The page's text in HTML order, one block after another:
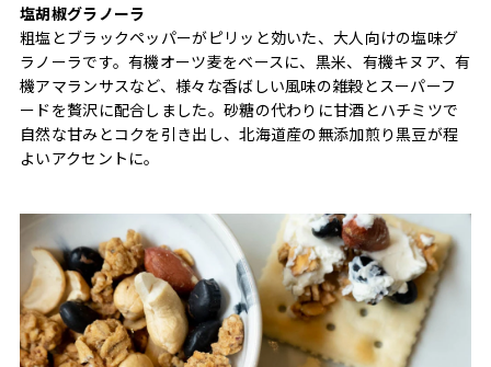
塩胡椒グラノーラ
粗塩とブラックペッパーがピリッと効いた、大人向けの塩味グ
ラノーラです。有機オーツ麦をベースに、黒米、有機キヌア、有
機アマランサスなど、様々な香ばしい風味の雑穀とスーパーフ
ードを贅沢に配合しました。砂糖の代わりに甘酒とハチミツで
自然な甘みとコクを引き出し、北海道産の無添加煎り黒豆が程
よいアクセントに。